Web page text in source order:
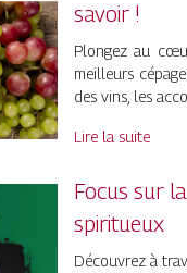
savoir !
Plongez au
meilleurs
des vins, les
Lire la suite
Focus sur
spiritueux
Découvrez à